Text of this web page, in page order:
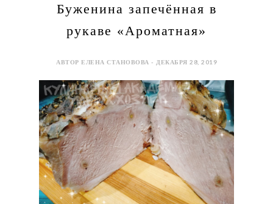
Буженина запечённая в
рукаве «Ароматная»
АВТОР ЕЛЕНА СТАНОВОВА - ДЕКАБРЯ 28, 2019